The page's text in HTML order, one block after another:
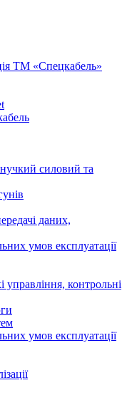
ТМ «Спецкабель»
силовий та
даних,
умов експлуатації
контрольні
умов експлуатації